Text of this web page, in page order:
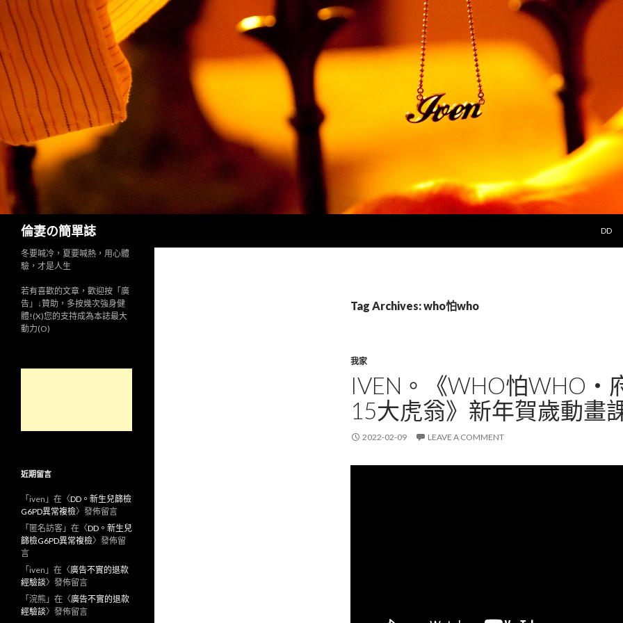
倫妻の簡單誌
Search
DD
Tag Archives: who怕who
我家
IVEN。《WHO怕WHO・
15大虎翁》新年賀歲動畫
2022-02-09 LEAVE A COMMENT
冬要喊冷，夏要喊熱，用心體
驗，才是人生
若有喜歡的文章，歡迎按「廣
告」↓贊助，多按幾次強身健
體!(X)您的支持成為本誌最大
動力(O)
近期留言
「 iven 」在〈DD。新生兒篩檢
G6PD異常複檢〉發佈留言
「 匿名訪客 」在〈DD。新生兒
篩檢G6PD異常複檢〉發佈留
言
「 iven 」在〈廣告不實的退款
經驗談〉發佈留言
「 浣熊 」在〈廣告不實的退款
經驗談〉發佈留言